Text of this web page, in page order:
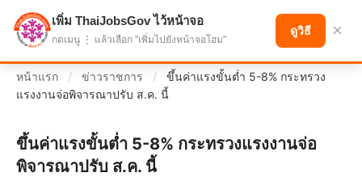
แบ่งปันโอกาส เพื่ออนาคตที่ก้าวหน้า
หน้าแรก / ข่าวราชการ /
ขึ้นค่าแรงขั้นต่ำ 5-8% กระทรวง
แรงงานจ่อพิจารณาปรับ ส.ค. นี้
ขึ้นค่าแรงขั้นต่ำ 5-8% กระทรวงแรงงานจ่อ
พิจารณาปรับ ส.ค. นี้
เพิ่ม ThaiJobsGov ไว้หน้าจอ
กดเมนู ⋮ แล้วเลือก "เพิ่มไปยังหน้าจอโฮม"
ดูวิธี ×